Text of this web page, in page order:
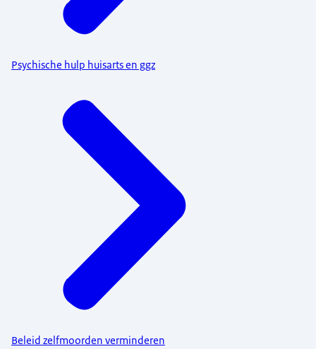
Psychische hulp huisarts en ggz
Beleid zelfmoorden verminderen